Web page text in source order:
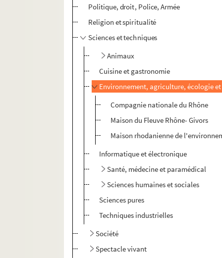
Politique, droit, Police, Armée
Religion et spiritualité
Sciences et techniques
Animaux
Cuisine et gastronomie
Environnement, agriculture, écologie
Compagnie nationale du Rhône
Maison du Fleuve Rhône- Givors
Maison rhodanienne de
Informatique et électronique
Santé, médecine et paramédical
Sciences humaines et sociales
Sciences pures
Techniques industrielles
Société
Spectacle vivant